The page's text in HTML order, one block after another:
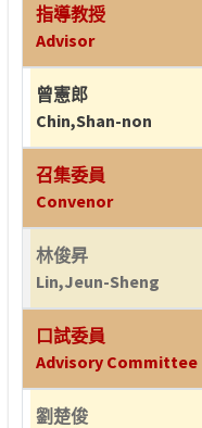
指導教授
Advisor
曾憲郎
Chin,Shan-non
召集委員
Convenor
林俊昇
Lin,Jeun-Sheng
口試委員
Advisory Committee
劉楚俊